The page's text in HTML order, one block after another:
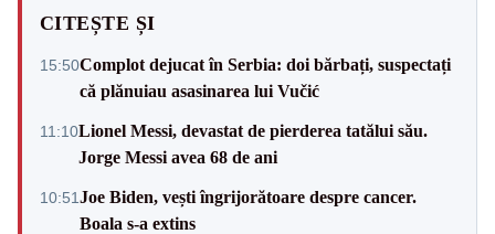
CITEȘTE ȘI
15:50Complot dejucat în Serbia: doi bărbați, suspectați
că plănuiau asasinarea lui Vučić
11:10Lionel Messi, devastat de pierderea tatălui său.
Jorge Messi avea 68 de ani
10:51Joe Biden, vești îngrijorătoare despre cancer.
Boala s-a extins